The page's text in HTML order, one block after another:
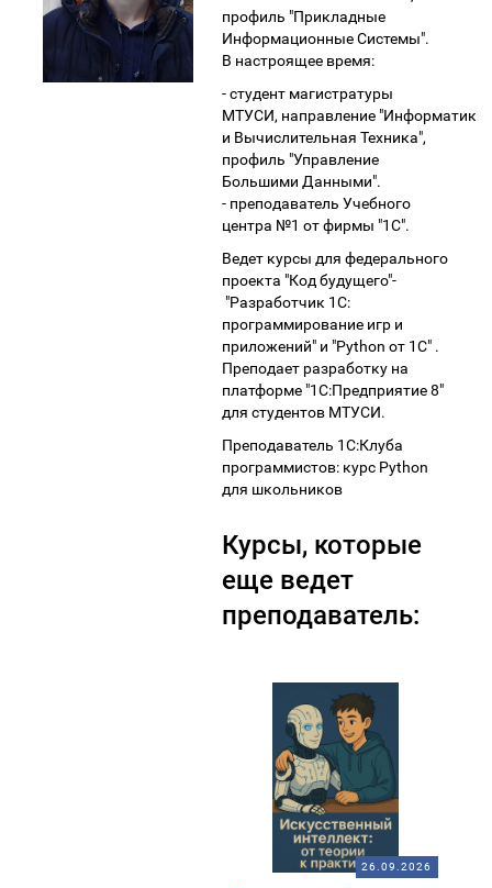
профиль "Прикладные
Информационные Системы".
В настроящее время:
- студент магистратуры
МТУСИ, направление "Информатика
и Вычислительная Техника",
профиль "Управление
Большими Данными".
- преподаватель Учебного
центра №1 от фирмы "1С".
Ведет курсы для федерального
проекта "Код будущего"-
"Разработчик 1С:
программирование игр и
приложений" и "Python от 1С" .
Преподает разработку на
платформе "1С:Предприятие 8"
для студентов МТУСИ.
Преподаватель 1С:Клуба
программистов: курс Python
для школьников
Курсы, которые
еще ведет
преподаватель:
26.09.2026